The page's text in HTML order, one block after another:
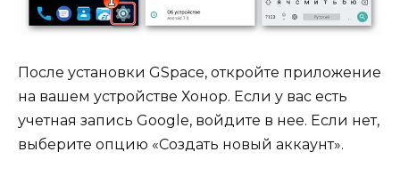
После установки GSpace, откройте приложение
на вашем устройстве Хонор. Если у вас есть
учетная запись Google, войдите в нее. Если нет,
выберите опцию «Создать новый аккаунт».